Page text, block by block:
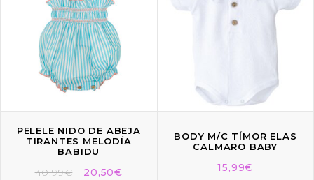
PELELE NIDO DE ABEJA
TIRANTES MELODÍA
BABIDU
40,99€ 20,50€
BODY M/C TÍMOR ELAS
CALMARO BABY
15,99€